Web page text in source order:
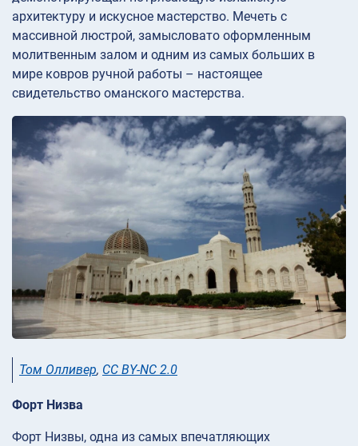
архитектуру и искусное мастерство. Мечеть с
массивной люстрой, замысловато оформленным
молитвенным залом и одним из самых больших в
мире ковров ручной работы – настоящее
свидетельство оманского мастерства.
Том Олливер, CC BY-NC 2.0
Форт Низва
Форт Низвы, одна из самых впечатляющих